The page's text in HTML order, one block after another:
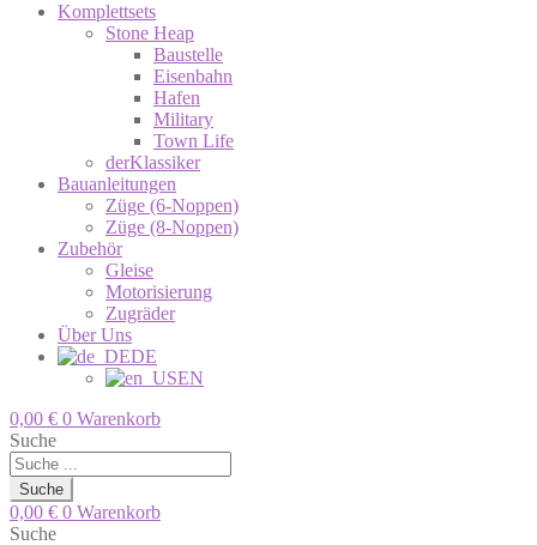
Komplettsets
Stone Heap
Baustelle
Eisenbahn
Hafen
Military
Town Life
derKlassiker
Bauanleitungen
Züge (6-Noppen)
Züge (8-Noppen)
Zubehör
Gleise
Motorisierung
Zugräder
Über Uns
DE
EN
0,00 € 0 Warenkorb
Suche
Suche
0,00 € 0 Warenkorb
Suche